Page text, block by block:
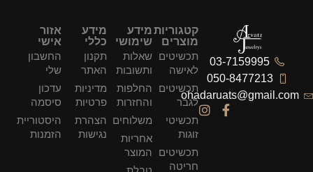
03-7159995
050-8477213
ohadaruats@gmail.com
קטגוריות
מוצרים
תכשיטים
לאישה
תכשיטים
לגבר
תכשיטי
זוגות
תכשיטים
חריטה
מידע
שימושי
שאלות
ותשובות
החלפות
והחזרות
משלוחים
אחריות
המוצר
מידע
כללי
תקנון
האתר
מדיניות
פרטיות
הצהרת
נגישות
אזור
אישי
החשבון
שלי
עדכון
סיסמה
היסטוריית
הזמנות